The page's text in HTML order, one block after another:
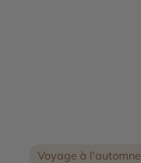
Voyage à l'automne